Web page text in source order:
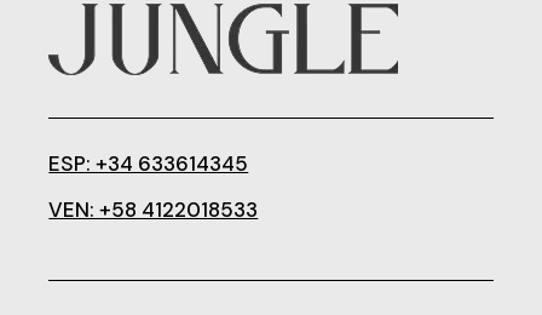
ESP: +34 633614345
VEN: +58 4122018533